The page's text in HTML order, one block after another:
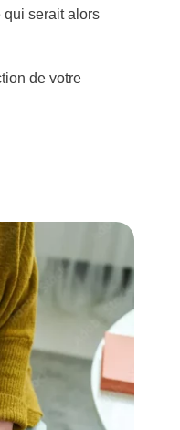
qui serait alors
de votre